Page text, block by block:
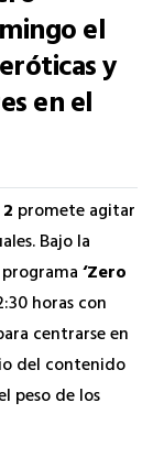
el
y
en el
promete agitar
Bajo la
‘Zero
horas con
centrarse en
del contenido
peso de los